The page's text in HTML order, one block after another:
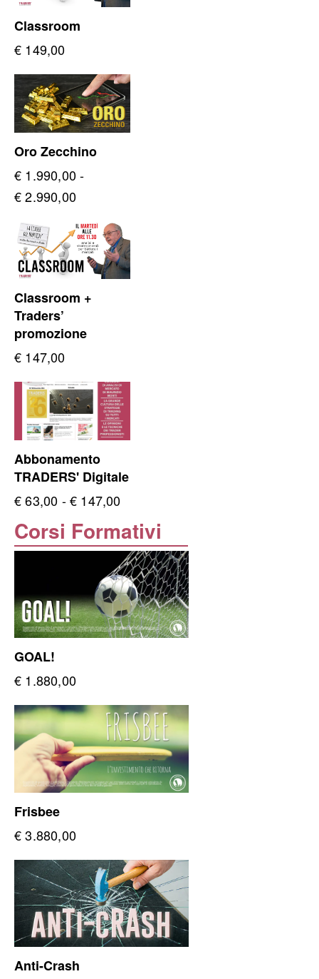
Classroom
€ 149,00
Oro Zecchino
€ 1.990,00 -
€2.990,00Fascia
prezzo:
da
€ 1.990,00
a
Classroom +
Traders’
promozione
€ 147,00
Abbonamento
TRADERS' Digitale
€63,00 - € 147,00Fascia
prezzo:
da
€ 63,00
a
€ 147,00
Corsi Formativi
GOAL!
€ 1.880,00
Frisbee
€3.880,00
Anti-Crash